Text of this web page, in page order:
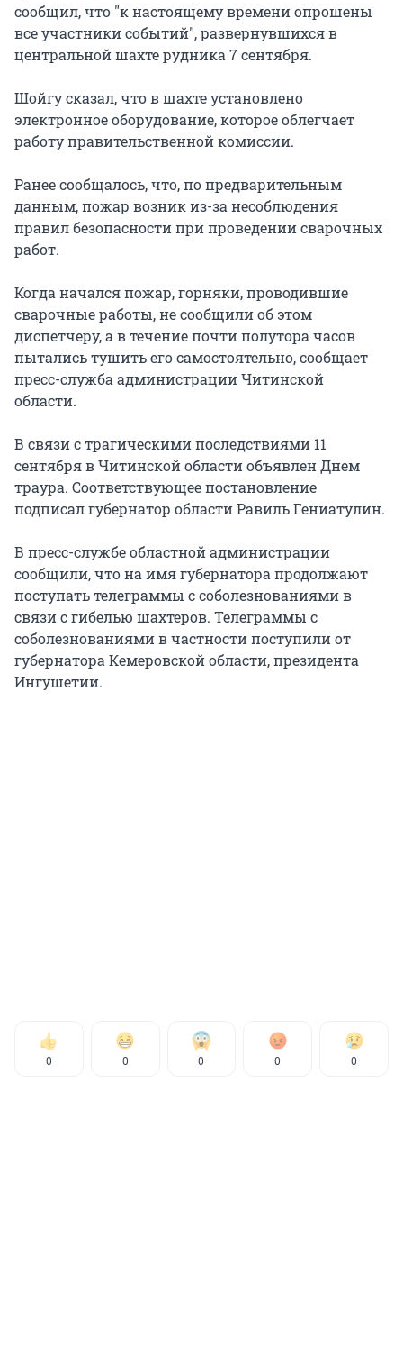
сообщил, что "к настоящему времени опрошены
все участники событий", развернувшихся в
центральной шахте рудника 7 сентября.
Шойгу сказал, что в шахте установлено
электронное оборудование, которое облегчает
работу правительственной комиссии.
Ранее сообщалось, что, по предварительным
данным, пожар возник из-за несоблюдения
правил безопасности при проведении сварочных
работ.
Когда начался пожар, горняки, проводившие
сварочные работы, не сообщили об этом
диспетчеру, а в течение почти полутора часов
пытались тушить его самостоятельно, сообщает
пресс-служба администрации Читинской
области.
В связи с трагическими последствиями 11
сентября в Читинской области объявлен Днем
траура. Соответствующее постановление
подписал губернатор области Равиль Гениатулин.
В пресс-службе областной администрации
сообщили, что на имя губернатора продолжают
поступать телеграммы с соболезнованиями в
связи с гибелью шахтеров. Телеграммы с
соболезнованиями в частности поступили от
губернатора Кемеровской области, президента
Ингушетии.
0 0 0 0 0